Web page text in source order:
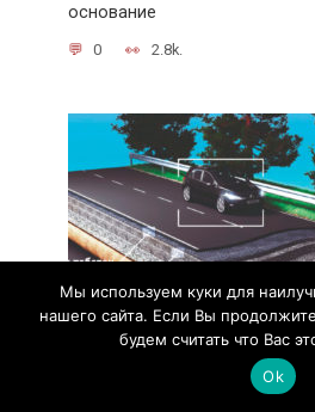
основание
0 2.8k.
Мы используем куки для
нашего сайта. Если Вы
будем считать что Вас
Ok